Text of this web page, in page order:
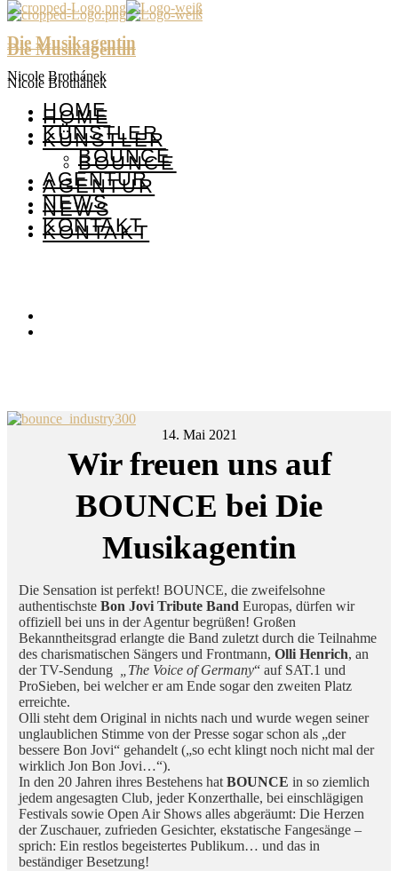
Die Musikagentin
Nicole Brothánek
HOME
KÜNSTLER
BOUNCE
AGENTUR
NEWS
KONTAKT
Die Musikagentin
Nicole Brothánek
HOME
KÜNSTLER
BOUNCE
AGENTUR
NEWS
KONTAKT
Wir freuen uns auf
BOUNCE bei Die
Musikagentin
14. Mai 2021
Die Sensation ist perfekt! BOUNCE, die zweifelsohne
authentischste Bon Jovi Tribute BandEuropas, dürfen wir
offiziell bei uns in der Agentur begrüßen! Großen
Bekanntheitsgrad erlangte die Band zuletzt durch die Teilnahme
des charismatischen Sängers und Frontmann, Olli Henrich, an
der TV-Sendung „The Voice of Germany“ auf SAT.1 und
ProSieben, bei welcher er am Ende sogar den zweiten Platz
erreichte.
Olli steht dem Original in nichts nach und wurde wegen seiner
unglaublichen Stimme von der Presse sogar schon als „der
bessere Bon Jovi“ gehandelt („so echt klingt noch nicht mal der
wirklich Jon Bon Jovi…“).
In den 20 Jahren ihres Bestehens hatBOUNCE in so ziemlich
jedem angesagten Club, jeder Konzerthalle, bei einschlägigen
Festivals sowie Open Air Shows alles abgeräumt: Die Herzen
der Zuschauer, zufrieden Gesichter, ekstatische Fangesänge –
sprich: Ein restlos begeistertes Publikum… und das in
beständiger Besetzung!